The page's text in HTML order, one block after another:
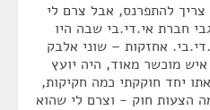
להתפרנס, אבל צרם לי
חברת אי.די.בי שבה היו
אחזקות – שוני אלבק
מוכשר מאוד, היה יועץ
יחד חוקקתי כמה חקיקות,
הצעות חוק - וצרם לי שהוא